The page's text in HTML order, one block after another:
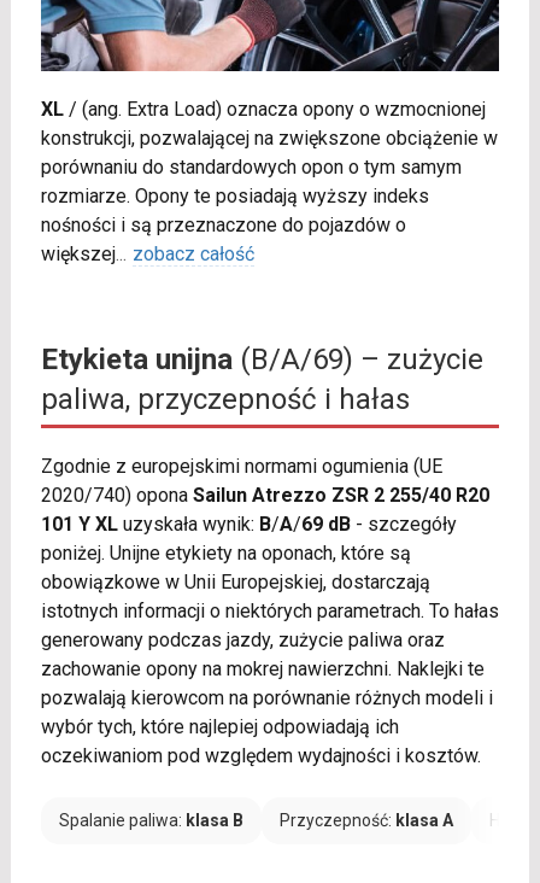
XL/ (ang. Extra Load) oznacza opony o wzmocnionej
konstrukcji, pozwalającej na zwiększone obciążenie w
porównaniu do standardowych opon o tym samym
rozmiarze. Opony te posiadają wyższy indeks
nośności i są przeznaczone do pojazdów o
większej... zobacz całość
Etykieta unijna(B/A/69) – zużycie
paliwa, przyczepność i hałas
Zgodnie z europejskimi normami ogumienia (UE
2020/740) opona Sailun Atrezzo ZSR 2 255/40 R20
101 Y XLuzyskała wynik: B/A/69 dB- szczegóły
poniżej. Unijne etykiety na oponach, które są
obowiązkowe w Unii Europejskiej, dostarczają
istotnych informacji o niektórych parametrach. To hałas
generowany podczas jazdy, zużycie paliwa oraz
zachowanie opony na mokrej nawierzchni. Naklejki te
pozwalają kierowcom na porównanie różnych modeli i
wybór tych, które najlepiej odpowiadają ich
oczekiwaniom pod względem wydajności i kosztów.
Spalanie paliwa: klasa B Przyczepność: klasa A Hałas: